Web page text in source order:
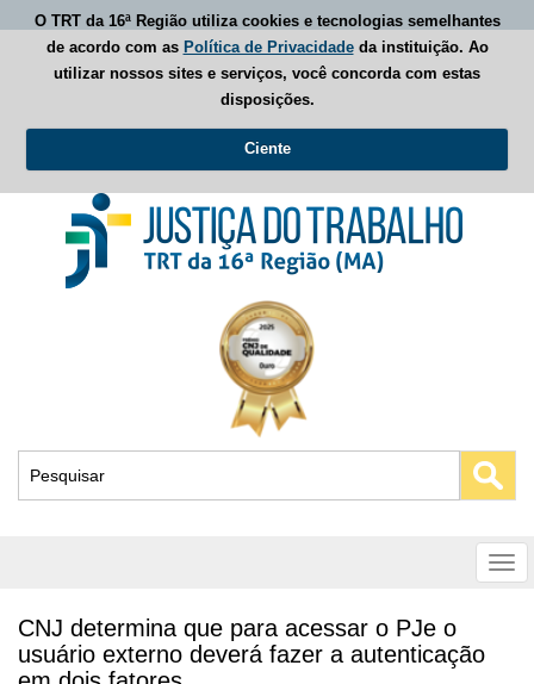
O TRT da 16ª Região utiliza cookies e tecnologias semelhantes
de acordo com as Política de Privacidadeda instituição. Ao
utilizar nossos sites e serviços, você concorda com estas
disposições.
Ciente
CNJ determina que para acessar o PJe o
usuário externo deverá fazer a autenticação